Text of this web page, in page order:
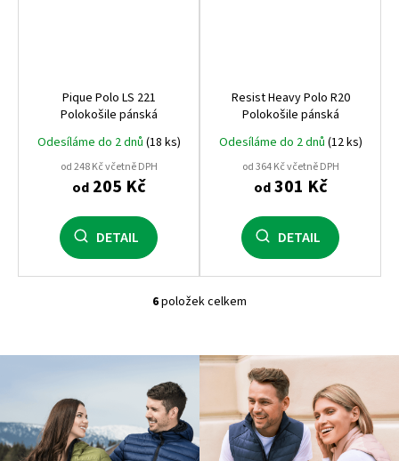
Pique Polo LS 221
Polokošile pánská
Odesíláme do 2 dnů (18 ks)
od 248 Kč včetně DPH
od205 Kč
DETAIL
Resist Heavy Polo R20
Polokošile pánská
Odesíláme do 2 dnů (12 ks)
od 364 Kč včetně DPH
od301 Kč
DETAIL
O
l
á
a
c
í
6položek celkem